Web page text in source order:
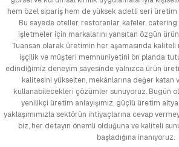
hem özel sipariş hem de yüksek adetli seri üretim
Bu sayede oteller, restoranlar, kafeler,
işletmeler için markalarını yansıtan özgün
Tuansan olarak üretimin her aşamasında kaliteli
işçilik ve müşteri memnuniyetini ön planda
edindiğimiz deneyim sayesinde yalnızca ürün
kalitesini yükselten, mekânlarına değer katan
kullanabilecekleri çözümler sunuyoruz. Bugün
yenilikçi üretim anlayışımız, güçlü üretim
yaklaşımımızla sektörün ihtiyaçlarına cevap
biz, her detayın önemli olduğuna ve kaliteli
başladığına inanıyoruz.